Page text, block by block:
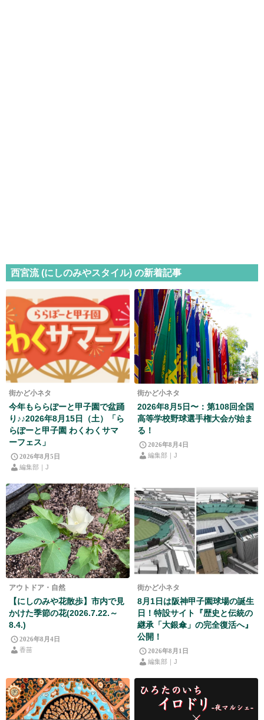
西宮流 (にしのみやスタイル) の新着記事
街かど小ネタ
今年もららぽーと甲子園で盆踊
り♪♪2026年8月15日（土）「ら
らぽーと甲子園 わくわくサマ
ーフェス」
2026年8月5日
編集部｜J
街かど小ネタ
2026年8月5日〜：第108回全国
高等学校野球選手権大会が始ま
る！
2026年8月4日
編集部｜J
アウトドア・自然
【にしのみや花散歩】市内で見
かけた季節の花(2026.7.22.～
8.4.)
2026年8月4日
香苗
街かど小ネタ
8月1日は阪神甲子園球場の誕生
日！特設サイト『歴史と伝統の
継承「大銀傘」の完全復活へ』
公開！
2026年8月1日
編集部｜J